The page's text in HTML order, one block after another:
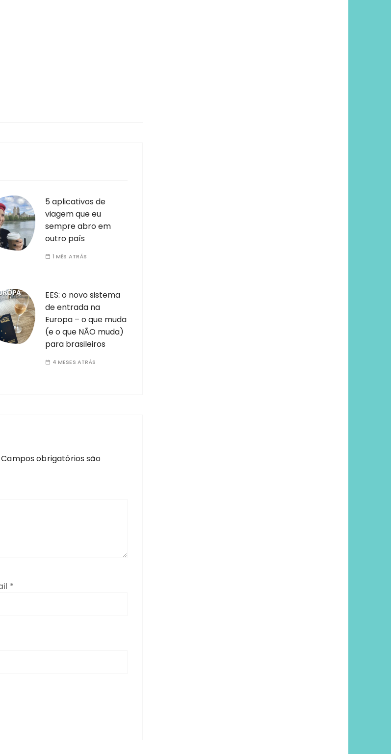
5 aplicativos de
viagem que eu
sempre abro em
outro país
1 MÊS ATRÁS
EES: o novo sistema
de entrada na
Europa – o que muda
(e o que NÃO muda)
para brasileiros
4 MESES ATRÁS
Campos obrigatórios são
*